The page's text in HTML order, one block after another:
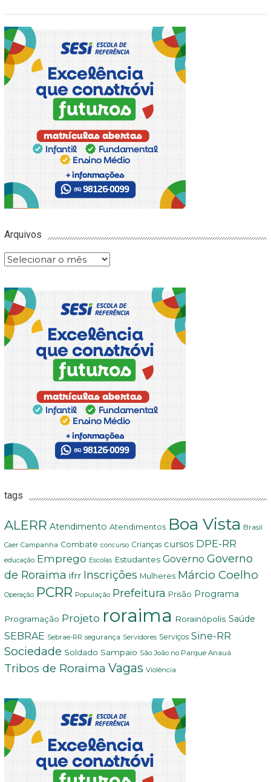
Arquivos
Arquivos
tags
ALERR Atendimento Atendimentos Boa Vista Brasil
Caer Campanha Combate concurso Crianças cursos DPE-RR
educação Emprego Escolas Estudantes Governo Governo
de Roraima ifrr Inscrições Mulheres Márcio Coelho
Operação PCRR População Prefeitura Prisão Programa
Programação Projeto roraima Rorainópolis Saúde
SEBRAE Sebrae-RR segurança Servidores Serviços Sine-RR
Sociedade Soldado Sampaio São João no Parque Anauá
Tribos de Roraima Vagas Violência